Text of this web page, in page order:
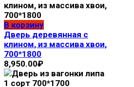
В корзину
Дверь деревянная с
клином, из массива хвои,
700*1800
8,950.00₽